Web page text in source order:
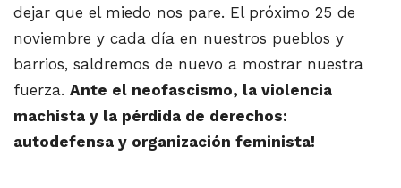
dejar que el miedo nos pare. El próximo 25 de
noviembre y cada día en nuestros pueblos y
barrios, saldremos de nuevo a mostrar nuestra
fuerza. Ante el neofascismo, la violencia
machista y la pérdida de derechos:
autodefensa y organización feminista!